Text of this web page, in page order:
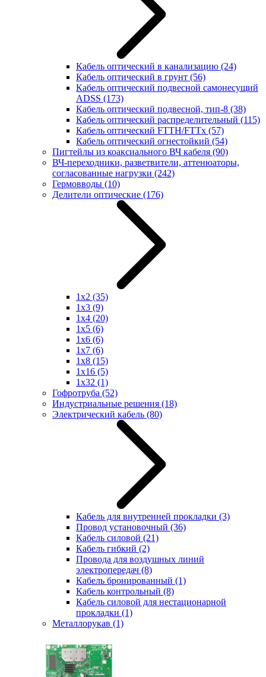
Кабель оптический в канализацию (24)
Кабель оптический в грунт (56)
Кабель оптический подвесной самонесущий
ADSS (173)
Кабель оптический подвесной, тип-8 (38)
Кабель оптический распределительный (115)
Кабель оптический FTTH/FTTx (57)
Кабель оптический огнестойкий (54)
Пигтейлы из коаксиального ВЧ кабеля (90)
ВЧ-переходники, разветвители, аттенюаторы,
согласованные нагрузки (242)
Гермовводы (10)
Делители оптические (176)
1x2 (35)
1x3 (9)
1x4 (20)
1x5 (6)
1x6 (6)
1x7 (6)
1x8 (15)
1x16 (5)
1x32 (1)
Гофротруба (52)
Индустриальные решения (18)
Электрический кабель (80)
Кабель для внутренней прокладки (3)
Провод установочный (36)
Кабель силовой (21)
Кабель гибкий (2)
Провода для воздушных линий
электропередач (8)
Кабель бронированный (1)
Кабель контрольный (8)
Кабель силовой для нестационарной
прокладки (1)
Металлорукав (1)